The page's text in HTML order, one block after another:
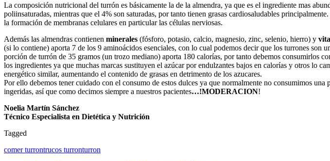
La composición nutricional del turrón es básicamente la de la almendra, ya que es el ingrediente mas
poliinsaturadas, mientras que el 4% son saturadas, por tanto tienen grasas cardiosaludables
la formación de membranas celulares en particular las células nerviosas.
Además las almendras contienen minerales (fósforo, potasio, calcio, magnesio, zinc, selenio, hierro) y
(si lo contiene) aporta 7 de los 9 aminoácidos esenciales, con lo cual podemos decir que los turrones son
porción de turrón de 35 gramos (un trozo mediano) aporta 180 calorías, por tanto debemos consumirlos
los ingredientes ya que muchas marcas sustituyen el azúcar por endulzantes bajos en calorías y otros lo
energético similar, aumentando el contenido de grasas en detrimento de los azucares.
Por ello debemos tener cuidado con el consumo de estos dulces ya que normalmente no consumimos
ingeridas, así que como decimos siempre a nuestros pacientes…!MODERACION!
Noelia Martín Sánchez
Técnico Especialista en Dietética y Nutrición
Tagged
comer turrontrucos turronturron